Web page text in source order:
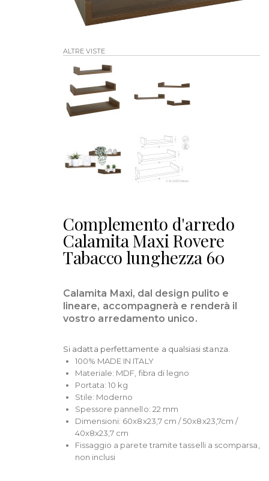
ALTRE VISTE
Complemento d'arredo
Calamita Maxi Rovere
Tabacco lunghezza 60
Calamita Maxi, dal design pulito e
lineare, accompagnerà e renderà il
vostro arredamento unico.
Si adatta perfettamente a qualsiasi stanza.
100% MADE IN ITALY
Materiale: MDF, fibra di legno
Portata: 10 kg
Stile: Moderno
Spessore pannello: 22 mm
Dimensioni: 60x8x23,7 cm / 50x8x23,7cm /
40x8x23,7 cm
Fissaggio a parete tramite tasselli a scomparsa,
non inclusi